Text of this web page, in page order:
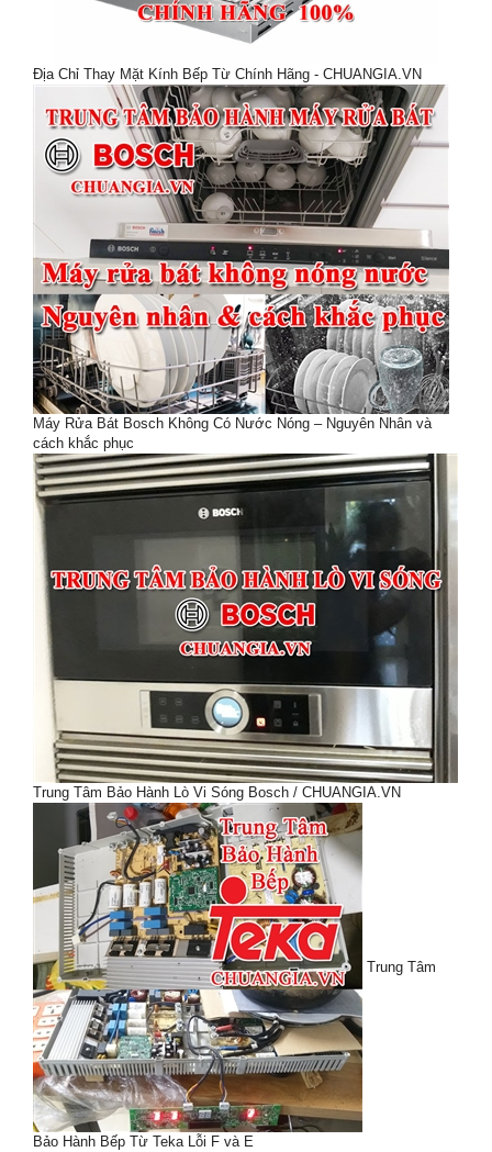
Địa Chỉ Thay Mặt Kính Bếp Từ Chính Hãng - CHUANGIA.VN
Máy Rửa Bát Bosch Không Có Nước Nóng – Nguyên Nhân và
cách khắc phục
Trung Tâm Bảo Hành Lò Vi Sóng Bosch / CHUANGIA.VN
Trung Tâm
Bảo Hành Bếp Từ Teka Lỗi F và E